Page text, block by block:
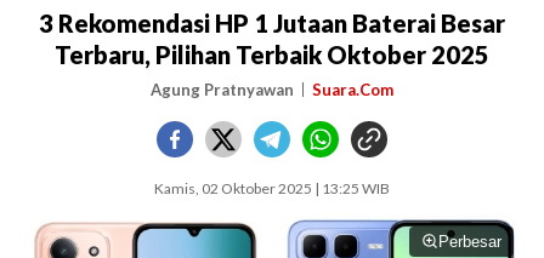
3 Rekomendasi HP 1 Jutaan Baterai Besar
Terbaru, Pilihan Terbaik Oktober 2025
Agung Pratnyawan Suara.Com
Kamis, 02 Oktober 2025 | 13:25 WIB
Perbesar